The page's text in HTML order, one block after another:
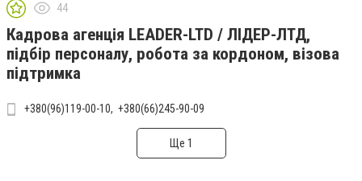
44
Кадрова агенція LEADER-LTD / ЛІДЕР-ЛТД,
підбір персоналу, робота за кордоном, візова
підтримка
+380(96)119-00-10 +380(66)245-90-09
Ще 1